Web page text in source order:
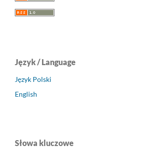
Język / Language
Język Polski
English
Słowa kluczowe